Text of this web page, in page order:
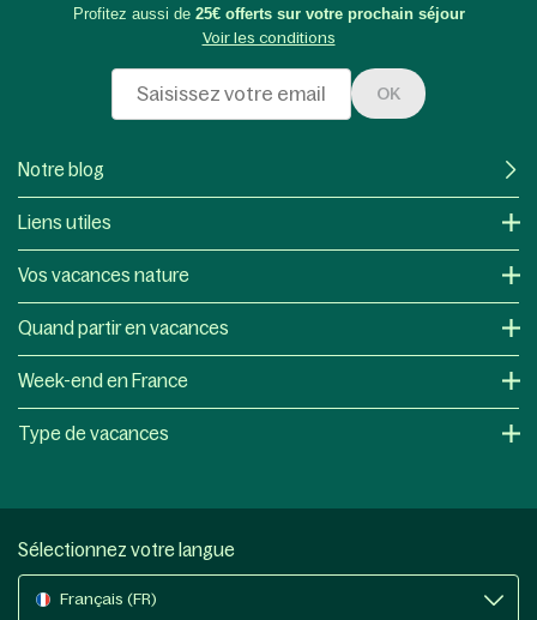
Profitez aussi de 25€ offerts sur votre prochain séjour
Voir les conditions
OK
Notre blog
Liens utiles
Vos vacances nature
Quand partir en vacances
Week-end en France
Type de vacances
Sélectionnez votre langue
Français (FR)